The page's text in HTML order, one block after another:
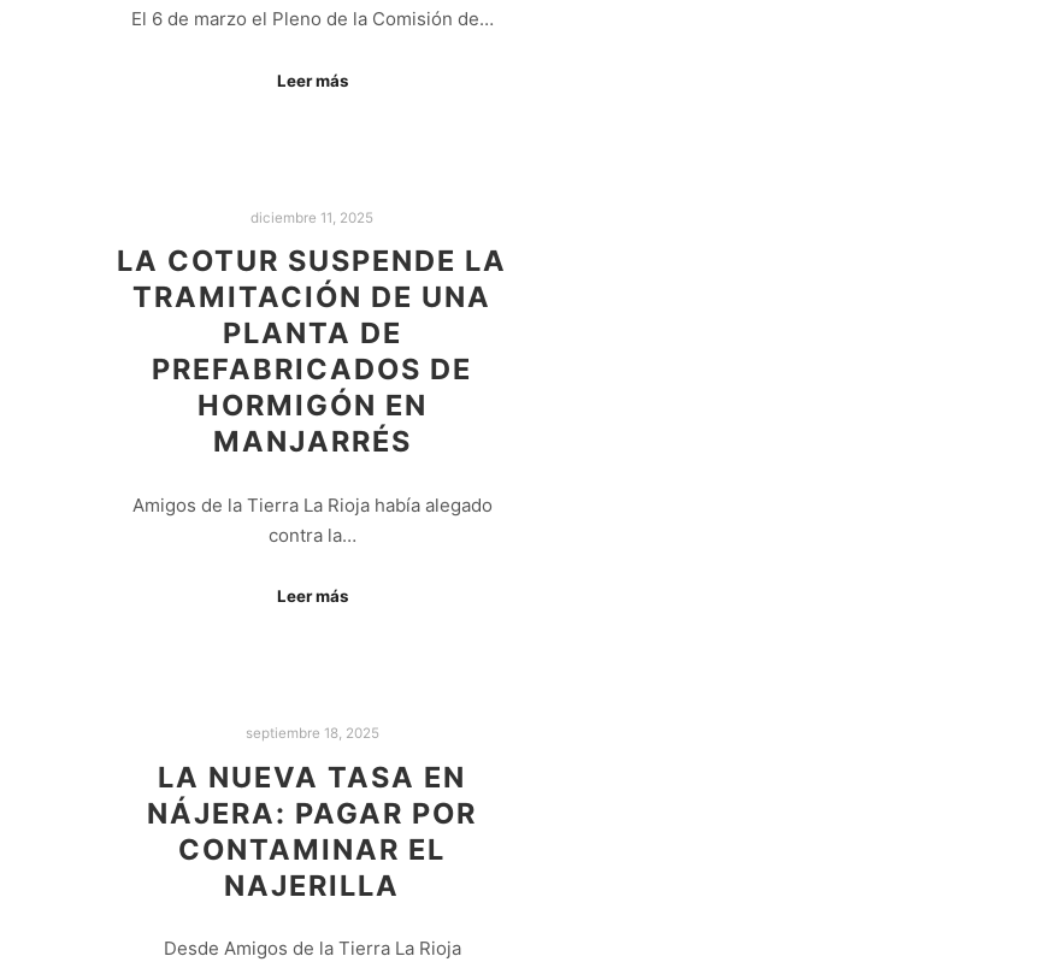
El 6 de marzo el Pleno de la Comisión de…
Leer más
diciembre 11, 2025
LA COTUR SUSPENDE LA
TRAMITACIÓN DE UNA
PLANTA DE
PREFABRICADOS DE
HORMIGÓN EN
MANJARRÉS
Amigos de la Tierra La Rioja había alegado
contra la…
Leer más
septiembre 18, 2025
LA NUEVA TASA EN
NÁJERA: PAGAR POR
CONTAMINAR EL
NAJERILLA
Desde Amigos de la Tierra La Rioja